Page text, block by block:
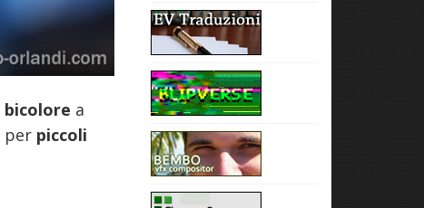
bicolore a
per piccoli